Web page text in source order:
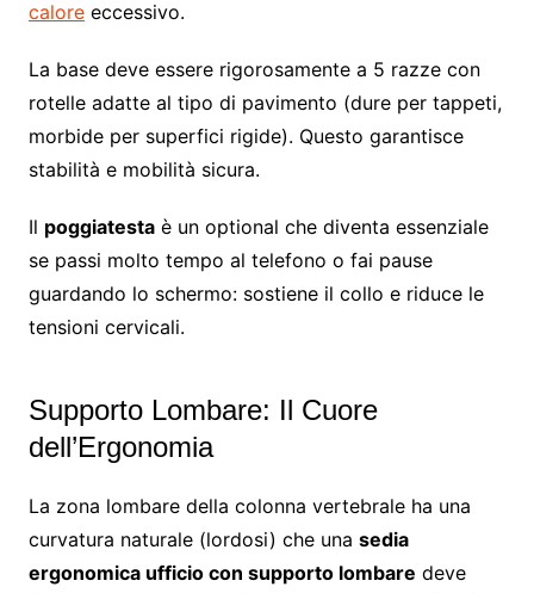
caloreeccessivo.
La base deve essere rigorosamente a 5 razze con
rotelle adatte al tipo di pavimento (dure per tappeti,
morbide per superfici rigide). Questo garantisce
stabilità e mobilità sicura.
Il poggiatestaè un optional che diventa essenziale
se passi molto tempo al telefono o fai pause
guardando lo schermo: sostiene il collo e riduce le
tensioni cervicali.
Supporto Lombare: Il Cuore
dell’Ergonomia
La zona lombare della colonna vertebrale ha una
curvatura naturale (lordosi) che una sedia
ergonomica ufficio con supporto lombare deve